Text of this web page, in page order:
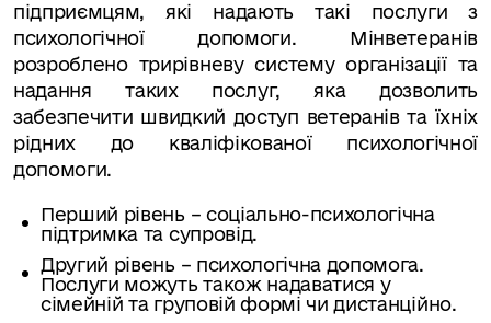
підприємцям, які надають такі послуги з
психологічної допомоги. Мінветеранів
розроблено трирівневу систему організації та
надання таких послуг, яка дозволить
забезпечити швидкий доступ ветеранів та їхніх
рідних до кваліфікованої психологічної
допомоги.
Перший рівень – соціально-психологічна
підтримка та супровід.
Другий рівень – психологічна допомога.
Послуги можуть також надаватися у
сімейній та груповій формі чи дистанційно.